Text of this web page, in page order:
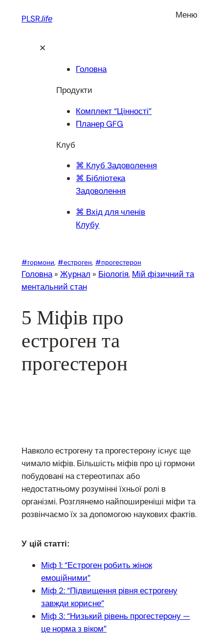
PLSR.life Меню
✕
Головна
Продукти
Комплект “Цінності”
Планер GFG
Клуб
⌘ Клуб Задоволення
⌘ Бібліотека
Задоволення
⌘ Вхід для членів
Клубу
#гормони, #естроген, #прогестерон
Головна» Журнал » Біологія, Мій фізичний та
ментальний стан
5 Міфів про
естроген та
прогестерон
Навколо естрогену та прогестерону існує ще
чимало міфів. Більшість міфів про ці гормони
побудовані на стереотипах або
недостатньому розумінні їхньої ролі в
організмі. Розглянемо найпоширеніші міфи та
розвінчаємо їх за допомогою наукових фактів.
У цій статті:
Міф 1: “Естроген робить жінок
емоційними”
Міф 2: “Підвищення рівня естрогену
завжди корисне”
Міф 3: “Низький рівень прогестерону —
це норма з віком”